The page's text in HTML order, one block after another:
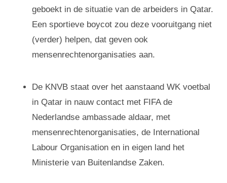
geboekt in de situatie van de arbeiders in Qatar.
Een sportieve boycot zou deze vooruitgang niet
(verder) helpen, dat geven ook
mensenrechtenorganisaties aan.
De KNVB staat over het aanstaand WK voetbal
in Qatar in nauw contact met FIFA de
Nederlandse ambassade aldaar, met
mensenrechtenorganisaties, de International
Labour Organisation en in eigen land het
Ministerie van Buitenlandse Zaken.